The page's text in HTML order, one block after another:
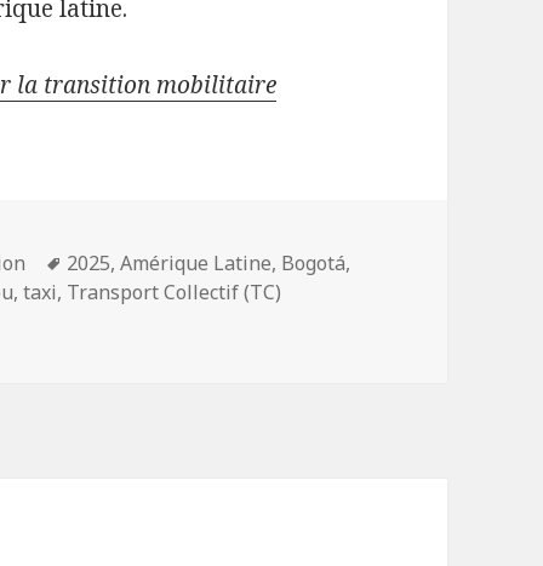
latine.
la transition mobilitaire
Mots-
clés
2025,Amérique Latine, Bogotá,
,taxi, Transport Collectif (TC)